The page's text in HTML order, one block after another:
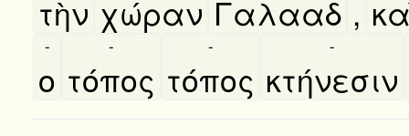
τὴν χώραν Γαλααδ ,
ο
-
τόπος
-
τόπος
-
κτήνεσιν
-